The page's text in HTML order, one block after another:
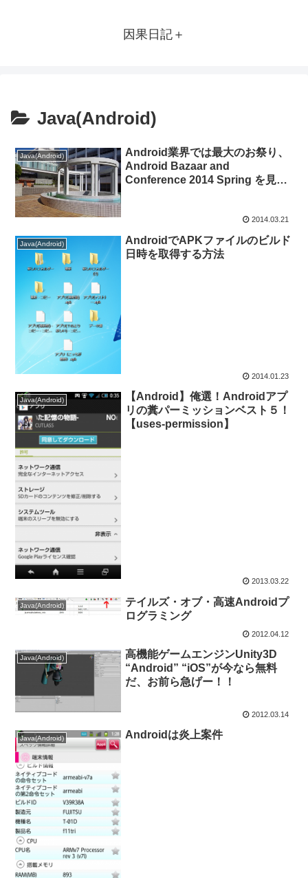
因果日記＋
Java(Android)
Java(Android)
Android業界では最大のお祭り、
Android Bazaar and
Conference 2014 Spring を見物
2014.03.21
Java(Android)
AndroidでAPKファイルのビルド
日時を取得する方法
2014.01.23
Java(Android)
【Android】俺選！Androidアプ
リの糞パーミッションベスト５！
【uses-permission】
2013.03.22
Java(Android)
テイルズ・オブ・高速Androidプ
ログラミング
2012.04.12
Java(Android)
高機能ゲームエンジンUnity3D
“Android” “iOS”が今なら無料
だ、お前ら急げー！！
2012.03.14
Java(Android) Androidは炎上案件